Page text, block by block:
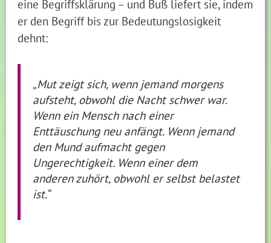
eine Begriffsklärung – und Buß liefert sie, indem
er den Begriff bis zur Bedeutungslosigkeit
dehnt:
„Mut zeigt sich, wenn jemand morgens
aufsteht, obwohl die Nacht schwer war.
Wenn ein Mensch nach einer
Enttäuschung neu anfängt. Wenn jemand
den Mund aufmacht gegen
Ungerechtigkeit. Wenn einer dem
anderen zuhört, obwohl er selbst belastet
ist.“